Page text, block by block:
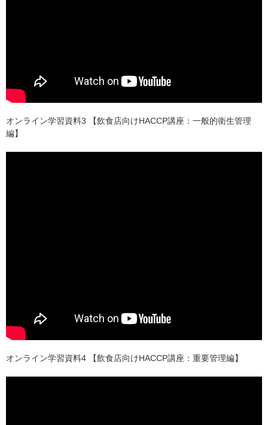
オンライン学習資料3 【飲食店向けHACCP講座：一般的衛生管理
編】
オンライン学習資料4 【飲食店向けHACCP講座：重要管理編】